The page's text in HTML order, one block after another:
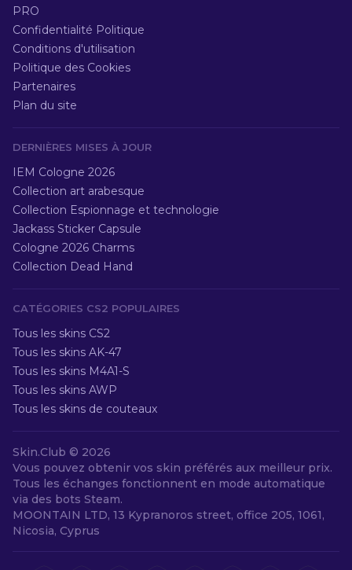
PRO
Confidentialité Politique
Conditions d'utilisation
Politique des Cookies
Partenaires
Plan du site
DERNIÈRES MISES À JOUR
IEM Cologne 2026
Collection art arabesque
Collection Espionnage et technologie
Jackass Sticker Capsule
Cologne 2026 Charms
Collection Dead Hand
CATÉGORIES CS2 POPULAIRES
Tous les skins CS2
Tous les skins AK-47
Tous les skins M4A1-S
Tous les skins AWP
Tous les skins de couteaux
Skin.Club © 2026
Vous pouvez obtenir vos skin préférés aux meilleur prix.
Tous les échanges fonctionnent en mode automatique
via des bots Steam.
MOONTAIN LTD, 13 Kypranoros street, office 205, 1061,
Nicosia, Cyprus